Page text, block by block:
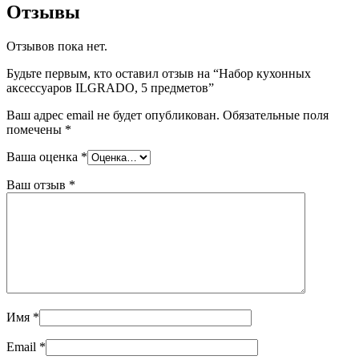
Отзывы
Отзывов пока нет.
Будьте первым, кто оставил отзыв на “Набор кухонных
аксессуаров ILGRADO, 5 предметов”
Ваш адрес email не будет опубликован. Обязательные поля
помечены *
Ваша оценка *
Ваш отзыв *
Имя *
Email *